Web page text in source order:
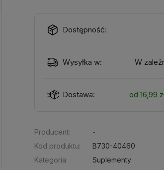
Dostępność:
Wysyłka w: W
Dostawa: od 16,99
Producent:
-
Kod produktu:
B730-40460
Kategoria:
Suplementy